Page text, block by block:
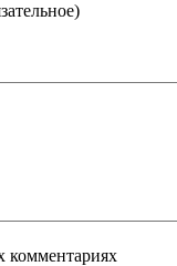
комментариях